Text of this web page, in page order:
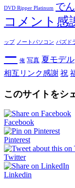
DVD Ripper Platinum で
コメント感
ップ ノートパソコン パズド
ー 俺 写真 夏モデル
相互リンク感謝 祝
このサイトをシ
Facebook
Pinterest
Twitter
Linkedin